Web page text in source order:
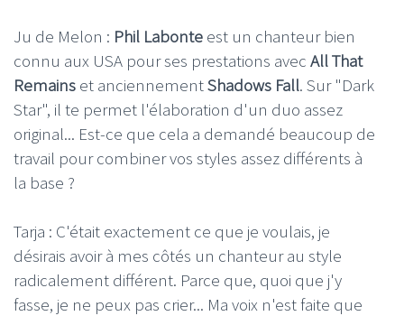
Ju de Melon : Phil Labonte est un chanteur bien
connu aux USA pour ses prestations avec All That
Remains et anciennementShadows Fall. Sur "Dark
Star", il te permet l'élaboration d'un duo assez
original... Est-ce que cela a demandé beaucoup de
travail pour combiner vos styles assez différents à
la base ?
Tarja : C'était exactement ce que je voulais, je
désirais avoir à mes côtés un chanteur au style
radicalement différent. Parce que, quoi que j'y
fasse, je ne peux pas crier... Ma voix n'est faite que